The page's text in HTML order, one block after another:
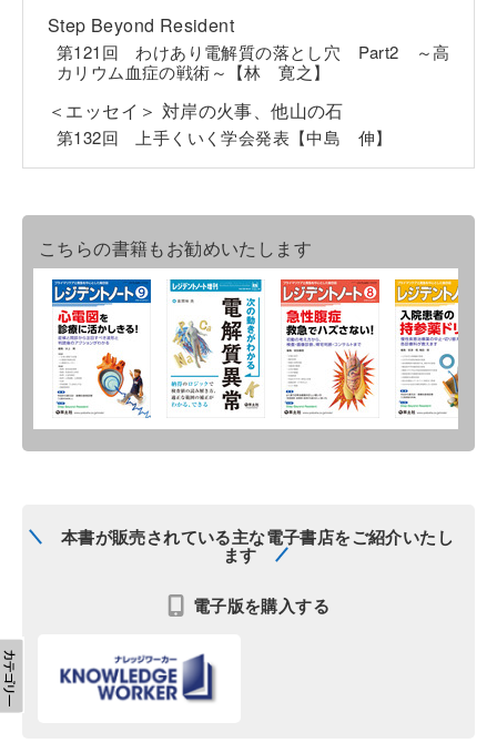
Step Beyond Resident
第121回 わけあり電解質の落とし穴 Part2 ～高
カリウム血症の戦術～【林 寛之】
＜エッセイ＞ 対岸の火事、他山の石
第132回 上手くいく学会発表【中島 伸】
こちらの書籍もお勧めいたします
本書が販売されている主な電子書店をご紹介いたし
ます
電子版を購入する